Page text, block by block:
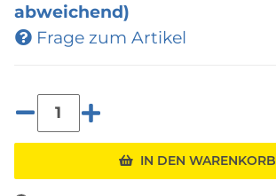
abweichend)
Frage zum Artikel
IN DEN WARENKORB
Loading...